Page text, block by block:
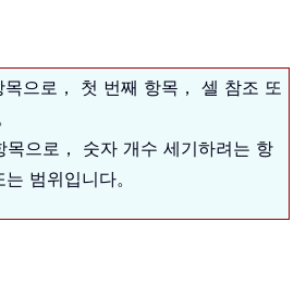
목으로， 첫 번째 항목， 셀 참조 또
목으로， 숫자 개수 세기하려는 항
범위입니다。